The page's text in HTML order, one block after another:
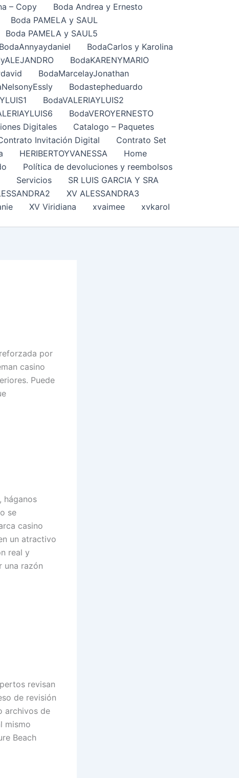
– Copy
Boda Andrea y Ernesto
Boda PAMELA y SAUL
Boda PAMELA y SAUL5
BodaAnnyaydaniel
BodaCarlos y Karolina
BodaKARENYMARIO
BodaMarcelayJonathan
Bodastepheduardo
BodaVALERIAYLUIS2
BodaVEROYERNESTO
Digitales
Catalogo – Paquetes
Invitación Digital
Contrato Set
HERIBERTOYVANESSA
Home
Política de devoluciones y reembolsos
Servicios
SR LUIS GARCIA Y SRA
XV ALESSANDRA3
XV Viridiana xvaimee
xvkarol
por
casino
Puede
háganos
se
casino
un atractivo
real y
una razón
revisan
de revisión
archivos de
mismo
Beach